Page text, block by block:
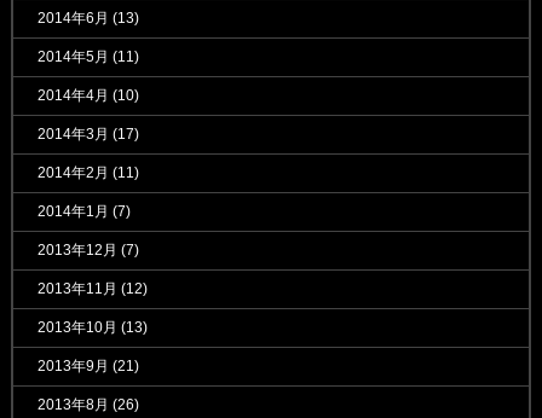
2014年6月 (13)
2014年5月 (11)
2014年4月 (10)
2014年3月 (17)
2014年2月 (11)
2014年1月 (7)
2013年12月 (7)
2013年11月 (12)
2013年10月 (13)
2013年9月 (21)
2013年8月 (26)